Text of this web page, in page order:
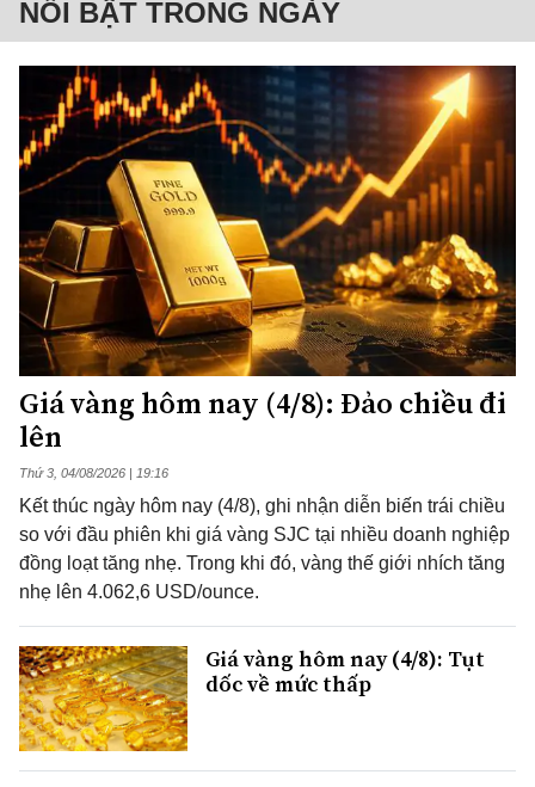
NỔI BẬT TRONG NGÀY
Giá vàng hôm nay (4/8): Đảo chiều đi
lên
Thứ 3, 04/08/2026 | 19:16
Kết thúc ngày hôm nay (4/8), ghi nhận diễn biến trái chiều
so với đầu phiên khi giá vàng SJC tại nhiều doanh nghiệp
đồng loạt tăng nhẹ. Trong khi đó, vàng thế giới nhích tăng
nhẹ lên 4.062,6 USD/ounce.
Giá vàng hôm nay (4/8): Tụt
dốc về mức thấp